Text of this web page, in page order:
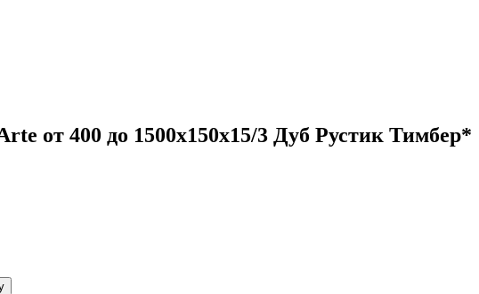
от 400 до 1500х150х15/3 Дуб Рустик Тимбер*